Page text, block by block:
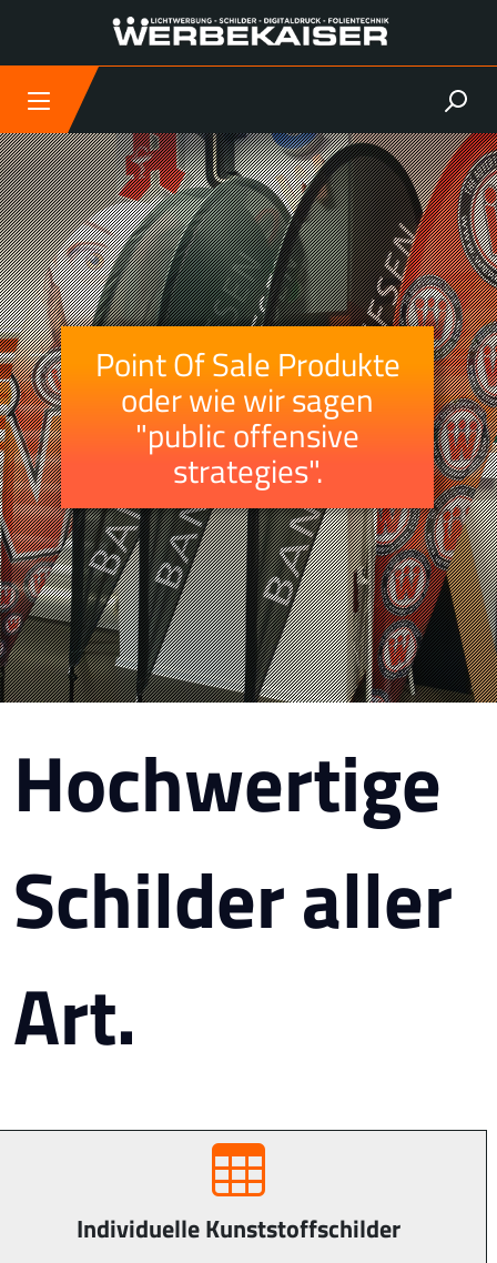
Skip
to
content
Point Of Sale Produkte
oder wie wir sagen
"public offensive
strategies".
Hochwertige
Schilder aller
Art.
Individuelle Kunststoffschilder